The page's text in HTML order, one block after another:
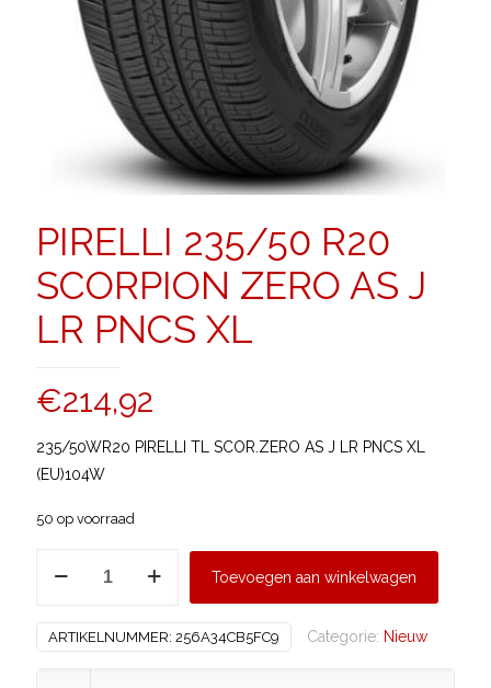
PIRELLI 235/50 R20
SCORPION ZERO AS J
LR PNCS XL
€214,92
235/50WR20 PIRELLI TL SCOR.ZERO AS J LR PNCS XL
(EU)104W
50 op voorraad
SCORPION
Toevoegen aan winkelwagen
ARTIKELNUMMER: 256A34CB5FC9 Categorie: Nieuw